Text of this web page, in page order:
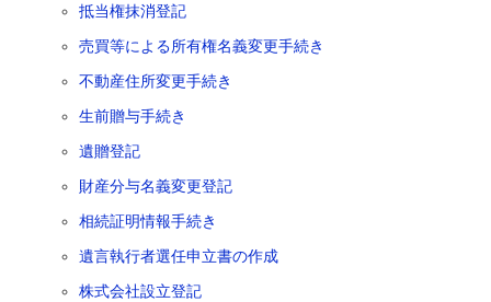
抵当権抹消登記
売買等による所有権名義変更手続き
不動産住所変更手続き
生前贈与手続き
遺贈登記
財産分与名義変更登記
相続証明情報手続き
遺言執行者選任申立書の作成
株式会社設立登記